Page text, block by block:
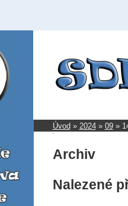
Úvod » 2024» 09»
Archiv
Nalezené